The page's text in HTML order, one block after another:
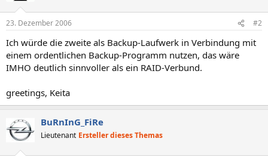
23. Dezember 2006 #2
Ich würde die zweite als Backup-Laufwerk in Verbindung mit
einem ordentlichen Backup-Programm nutzen, das wäre
IMHO deutlich sinnvoller als ein RAID-Verbund.
greetings, Keita
BuRnInG_FiRe
Lieutenant Ersteller dieses Themas